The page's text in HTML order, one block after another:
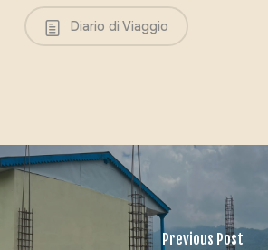
Diario di Viaggio
Previous Post